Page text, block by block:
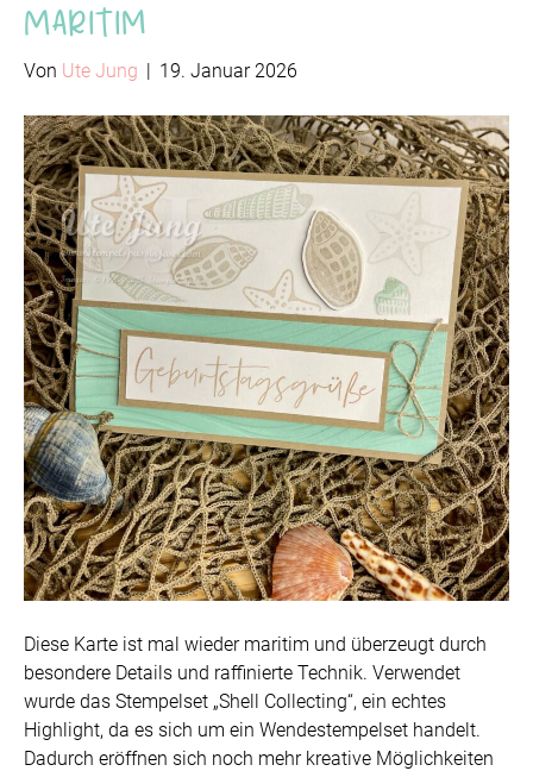
Maritim
Von Ute Jung | 19. Januar 2026
Diese Karte ist mal wieder maritim und überzeugt durch
besondere Details und raffinierte Technik. Verwendet
wurde das Stempelset „Shell Collecting“, ein echtes
Highlight, da es sich um ein Wendestempelset handelt.
Dadurch eröffnen sich noch mehr kreative Möglichkeiten